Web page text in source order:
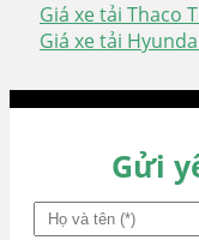
Điều
hướng
Giá xe tải Thaco
Giá xe tải
Gửi